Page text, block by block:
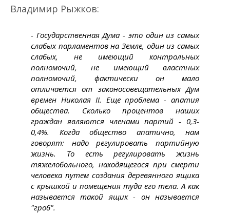
Владимир Рыжков:
- Государственная Дума - это один из самых
слабых парламентов на Земле, один из самых
слабых, не имеющий контрольных
полномочий, не имеющий властных
полномочий, фактически он мало
отличается от законосовещательных Дум
времен Николая II. Еще проблема - апатия
общества. Сколько процентов наших
граждан являются членами партий - 0,3-
0,4%. Когда общество апатично, нам
говорят: надо регулировать партийную
жизнь. То есть регулировать жизнь
тяжелобольного, находящегося при смерти
человека путем создания деревянного ящика
с крышкой и помещения туда его тела. А как
называется такой ящик - он называется
"гроб".